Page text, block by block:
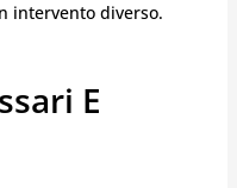
intervento diverso.
E